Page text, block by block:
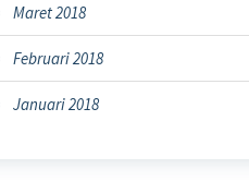
Maret 2018
Februari 2018
Januari 2018